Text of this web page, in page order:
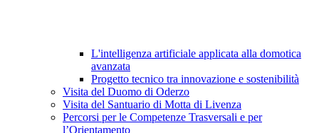
L'intelligenza artificiale applicata alla domotica
avanzata
Progetto tecnico tra innovazione e sostenibilità
Visita del Duomo di Oderzo
Visita del Santuario di Motta di Livenza
Percorsi per le Competenze Trasversali e per
l’Orientamento